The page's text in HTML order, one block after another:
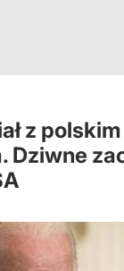
z polskim
Dziwne